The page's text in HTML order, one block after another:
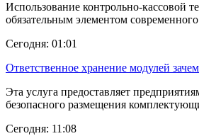
Использование контрольно-кассовой
обязательным элементом
Сегодня: 01:01
Ответственное хранение модулей
Эта услуга предоставляет
безопасного размещения
Сегодня: 11:08